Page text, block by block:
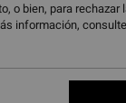
o bien, para
información,